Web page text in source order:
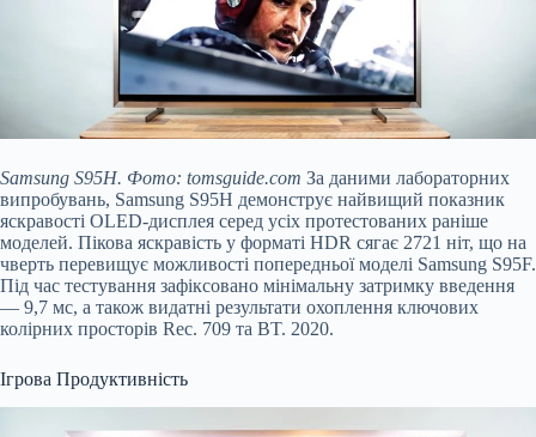
Samsung S95H. Фото: tomsguide.com За даними лабораторних
випробувань, Samsung S95H демонструє найвищий показник
яскравості OLED-дисплея серед усіх протестованих раніше
моделей. Пікова яскравість у форматі HDR сягає 2721 ніт, що на
чверть перевищує можливості попередньої моделі Samsung S95F.
Під час тестування зафіксовано мінімальну затримку введення
— 9,7 мс, а також видатні результати охоплення ключових
колірних просторів Rec. 709 та BT. 2020.
Ігрова Продуктивність